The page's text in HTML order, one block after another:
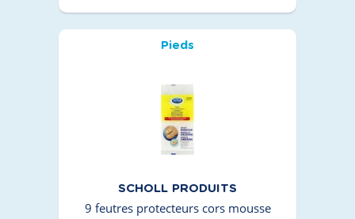
Pieds
SCHOLL PRODUITS
9 feutres protecteurs cors mousse